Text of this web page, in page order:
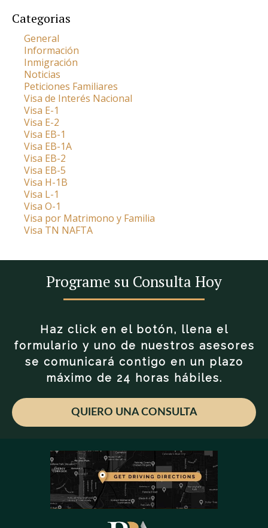
Categorias
General
Información
Inmigración
Noticias
Peticiones Familiares
Visa de Interés Nacional
Visa E-1
Visa E-2
Visa EB-1
Visa EB-1A
Visa EB-2
Visa EB-5
Visa H-1B
Visa L-1
Visa O-1
Visa por Matrimono y Familia
Visa TN NAFTA
Programe su Consulta Hoy
Haz click en el botón, llena el
formulario y uno de nuestros asesores
se comunicará contigo en un plazo
máximo de 24 horas hábiles.
QUIERO UNA CONSULTA